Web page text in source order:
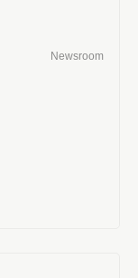
Newsroom